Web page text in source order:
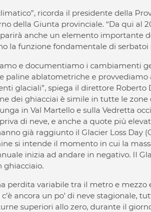
ricorda il presidente della
della Giunta provinciale. “Da qui al
anche un elemento importante
la funzione fondamentale di serbatoi
e documentiamo i cambiamenti
paline ablatometriche e provvediamo
glaciali”, spiega il direttore Roberto
dei ghiacciai è simile in tutte le zone
in Val Martello e sulla Vedretta
di neve, e anche a quote più
già raggiunto il Glacier Loss Day
si intende il momento in cui la
inizia ad andare in negativo. Il
ghiacciaio.
perdita variabile tra il metro e mezzo
ancora un po’ di neve stagionale,
superiori allo zero, durante il